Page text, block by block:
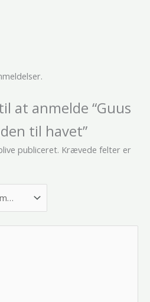
at anmelde “Guus
til havet”
publiceret. Krævede felter er